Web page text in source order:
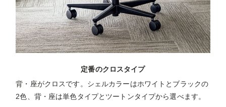
定番のクロスタイプ
背・座がクロスです。シェルカラーはホワイトとブラックの
2色、背・座は単色タイプとツートンタイプから選べます。